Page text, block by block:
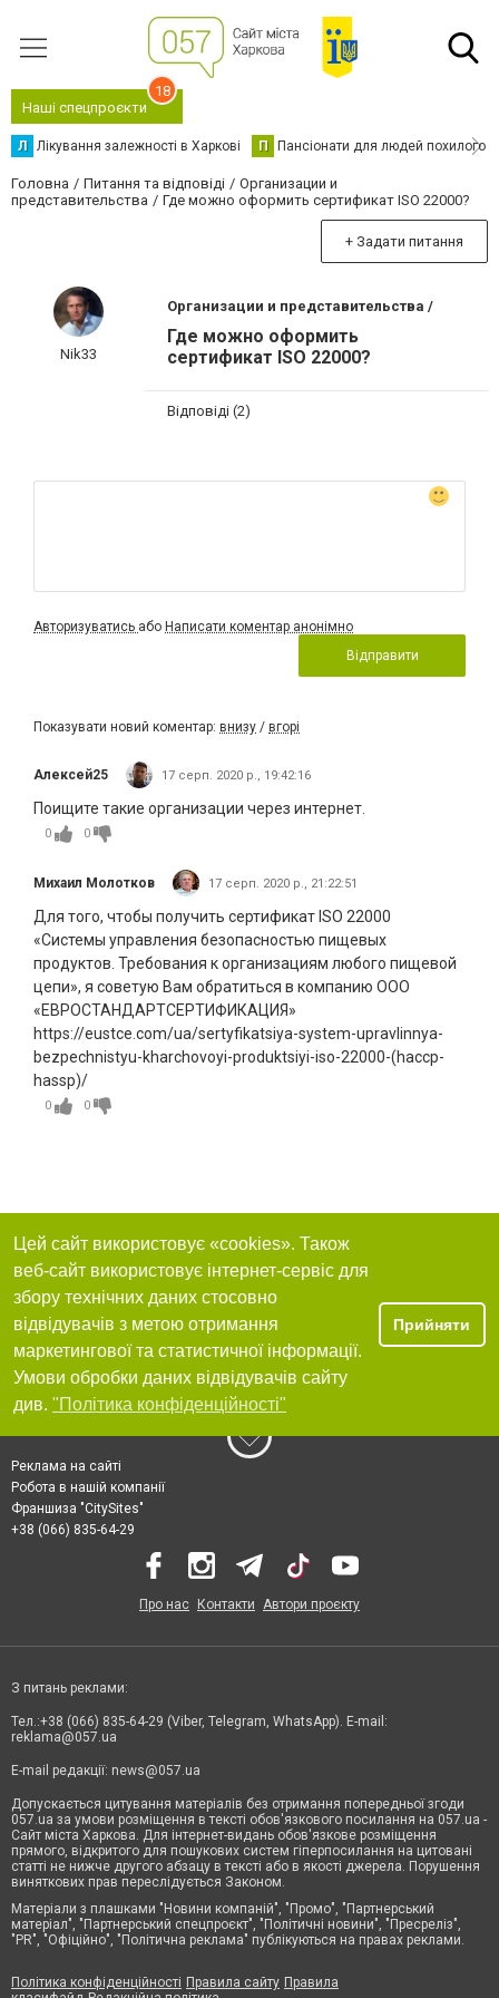
Наші спецпроєкти
18
Л Лікування залежності в Харкові П Пансіонати для людей похилого
Головна Питання та відповіді
Организации и
представительства
Где можно оформить сертификат ISO 22000?
+ Задати питання
Nik33
Организации и представительства /
Где можно оформить
сертификат ISO 22000?
Відповіді (2)
Авторизуватись або Написати коментар анонімно
Відправити
Показувати новий коментар: внизу / вгорі
Алексей25 17 серп. 2020 р., 19:42:16
Поищите такие организации через интернет.
0 0
Михаил Молотков 17 серп. 2020 р., 21:22:51
Для того, чтобы получить сертификат ISO 22000
«Системы управления безопасностью пищевых
продуктов. Требования к организациям любого пищевой
цепи», я советую Вам обратиться в компанию ООО
«ЕВРОСТАНДАРТСЕРТИФИКАЦИЯ»
https://eustce.com/ua/sertyfikatsiya-system-upravlinnya-
bezpechnistyu-kharchovoyi-produktsiyi-iso-22000-(haccp-
hassp)/
0 0
Цей сайт використовує «cookies». Також
веб-сайт використовує інтернет-сервіс для
збору технічних даних стосовно
відвідувачів з метою отримання
маркетингової та статистичної інформації.
Умови обробки даних відвідувачів сайту
див. "Політика конфіденційності"
Прийняти
Реклама на сайті
Робота в нашій компанії
Франшиза "CitySites"
+38 (066) 835-64-29
Про нас Контакти Автори проєкту
З питань реклами:
Тел.:+38 (066) 835-64-29 (Viber, Telegram, WhatsApp). E-mail:
reklama@057.ua
E-mail редакції: news@057.ua
Допускається цитування матеріалів без отримання попередньої згоди
057.ua за умови розміщення в тексті обов'язкового посилання на 057.ua -
Сайт міста Харкова. Для інтернет-видань обов'язкове розміщення
прямого, відкритого для пошукових систем гіперпосилання на цитовані
статті не нижче другого абзацу в тексті або в якості джерела. Порушення
виняткових прав переслідується Законом.
Матеріали з плашками "Новини компаній", "Промо", "Партнерський
матеріал", "Партнерський спецпроєкт", "Політичні новини", "Пресреліз",
"PR", "Офіційно", "Політична реклама" публікуються на правах реклами.
Політика конфіденційності Правила сайту Правила